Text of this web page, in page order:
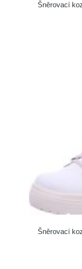
Šněrovací
Šněrovací